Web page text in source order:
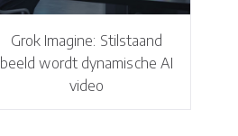
Grok Imagine: Stilstaand
beeld wordt dynamische AI
video